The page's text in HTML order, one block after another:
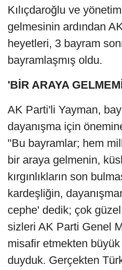
Kılıçdaroğlu ve
gelmesinin ardından
heyetleri, 3 bayram
bayramlaşmış oldu.
'BİR ARAYA
AK Parti'li Yayman,
dayanışma için
"Bu bayramlar; hem
bir araya gelmenin,
kırgınlıkların son
kardeşliğin,
cephe' dedik; çok
sizleri AK Parti Genel
misafir etmekten
duyduk. Gerçekten